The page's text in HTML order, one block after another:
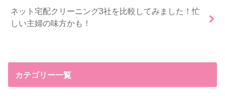
ネット宅配クリーニング3社を比較してみました！忙
しい主婦の味方かも！
カテゴリー一覧